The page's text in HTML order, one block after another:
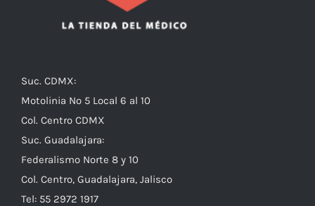
Suc. CDMX:
Motolinia No 5 Local 6 al 10
Col. Centro CDMX
Suc. Guadalajara:
Federalismo Norte 8 y 10
Col. Centro, Guadalajara, Jalisco
Tel: 55 2972 1917